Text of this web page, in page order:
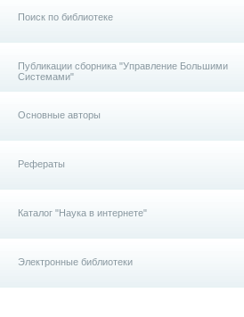
Поиск по библиотеке
Публикации сборника "Управление Большими
Системами"
Основные авторы
Рефераты
Каталог "Наука в интернете"
Электронные библиотеки